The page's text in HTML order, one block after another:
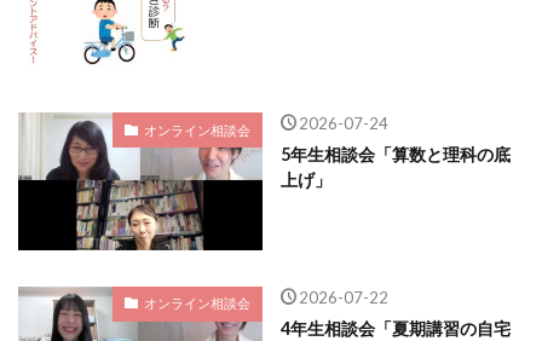
オンライン相談会 2026-07-24
5年生相談会「算数と理科の底
上げ」
オンライン相談会 2026-07-22
4年生相談会「夏期講習の自宅